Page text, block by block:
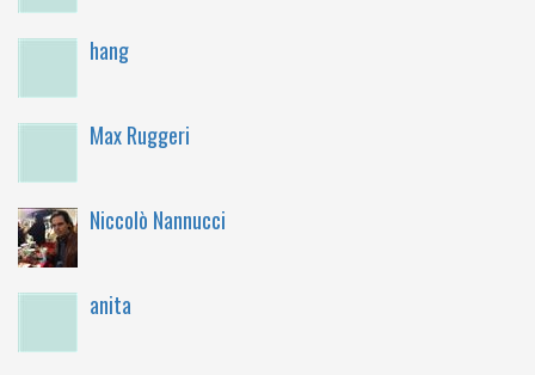
hang
Max Ruggeri
Niccolò Nannucci
anita